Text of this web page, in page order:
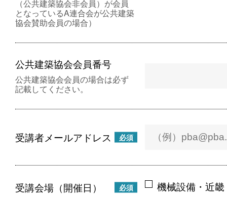
（公共建築協会非会員）が会員
となっているA連合会が公共建築
協会賛助会員の場合）
公共建築協会会員番号
公共建築協会会員の場合は必ず
記載してください。
受講者メールアドレス 必須
受講会場（開催日） 必須 機械設備・近